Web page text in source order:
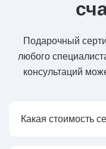
Подарочный
любого
консультаций
Какая стоимость